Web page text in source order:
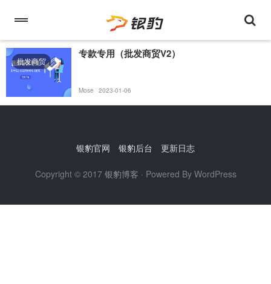
批发商贸
专款专用（批发商贸V2）
Mose 2023-01-06
银豹官网 银豹后台 更新日志
Copyright © 2017 银豹博客 · Powered By WordPress